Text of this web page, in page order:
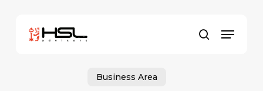
search
Menu
Business Area